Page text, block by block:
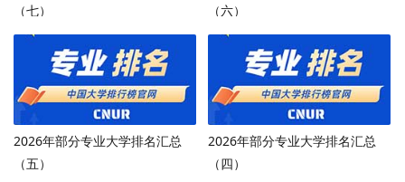
（七）
（六）
2026年部分专业大学排名汇总
（五）
2026年部分专业大学排名汇总
（四）